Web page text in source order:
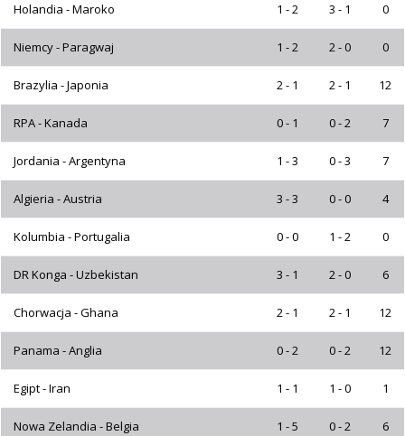
Holandia - Maroko 1 - 2 3 - 1 0
Niemcy - Paragwaj 1 - 2 2 - 0 0
Brazylia - Japonia 2 - 1 2 - 1 12
RPA - Kanada 0 - 1 0 - 2 7
Jordania - Argentyna 1 - 3 0 - 3 7
Algieria - Austria 3 - 3 0 - 0 4
Kolumbia - Portugalia 0 - 0 1 - 2 0
DR Konga - Uzbekistan 3 - 1 2 - 0 6
Chorwacja - Ghana 2 - 1 2 - 1 12
Panama - Anglia 0 - 2 0 - 2 12
Egipt - Iran 1 - 1 1 - 0 1
Nowa Zelandia - Belgia 1 - 5 0 - 2 6